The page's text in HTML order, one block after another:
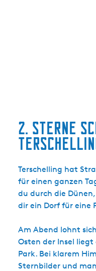
2. Sterne
Terschelling hat
für einen ganzen
du durch die
dir ein Dorf für eine
Am Abend lohnt
Osten der Insel
Park. Bei klarem
Sternbilder und